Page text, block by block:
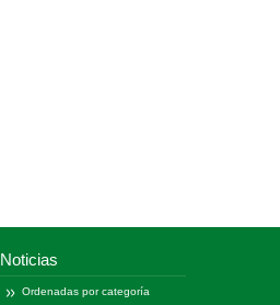
Noticias
Ordenadas por categoría